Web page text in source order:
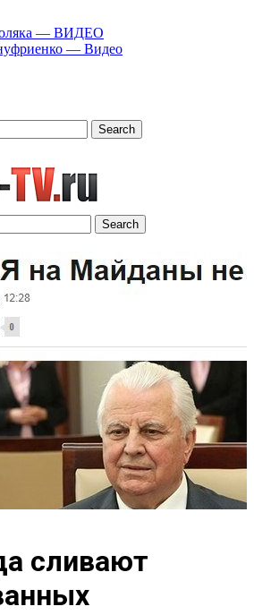
— ВИДЕО
— Видео
Search
Search
сливают